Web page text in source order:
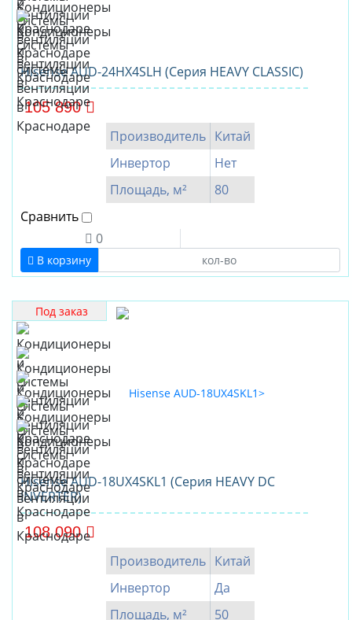
Hisense AUD-24HX4SLH (Серия HEAVY CLASSIC)
105 890
Производитель Китай
Инвертор
Нет
Площадь, м²
80
Сравнить
0
В корзину
Под заказ
Hisense AUD-18UX4SKL1 (Серия HEAVY DC
INVERTER)
108 090
Производитель Китай
Инвертор
Да
Площадь, м²
50